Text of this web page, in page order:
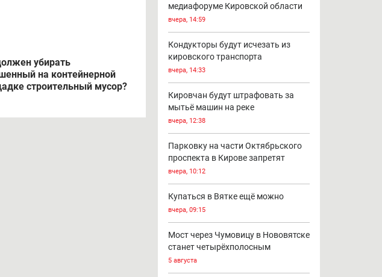
убирать
на контейнерной
строительный мусор?
медиафоруме Кировской области
вчера, 14:59
Кондукторы будут исчезать из
кировского транспорта
вчера, 14:33
Кировчан будут штрафовать за
мытьё машин на реке
вчера, 12:38
Парковку на части Октябрьского
проспекта в Кирове запретят
вчера, 10:12
Купаться в Вятке ещё можно
вчера, 09:15
Мост через Чумовицу в Нововятске
станет четырёхполосным
5 августа